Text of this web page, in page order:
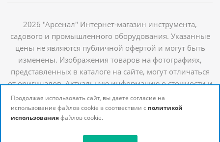
2026 "Арсенал" Интернет-магазин инструмента,
садового и промышленного оборудования. Указанные
цены не являются публичной офертой и могут быть
изменены. Изображения товаров на фотографиях,
представленных в каталоге на сайте, могут отличаться
от оригиналов. Актуальную информацию о стоимости и
наличии товаров можно получить у наших
менеджеров
Продолжая использовать сайт, вы даете согласие на
использование файлов cookie в соотвествии с политикой
использованияфайлов cookie.